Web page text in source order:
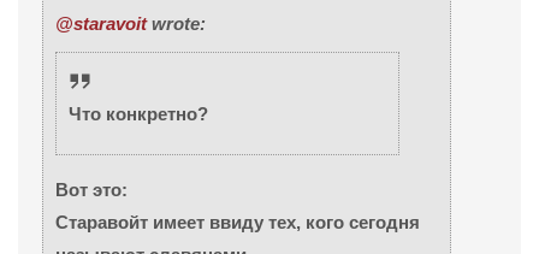
@staravoitwrote:
Что конкретно?
Вот это:
Старавойт имеет ввиду тех, кого сегодня